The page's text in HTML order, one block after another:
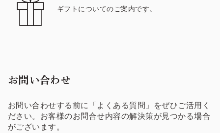
ギフトについてのご案内です。
お問い合わせ
お問い合わせする前に「よくある質問」をぜひご活用く
ださい。お客様のお問合せ内容の解決策が見つかる場合
がございます。